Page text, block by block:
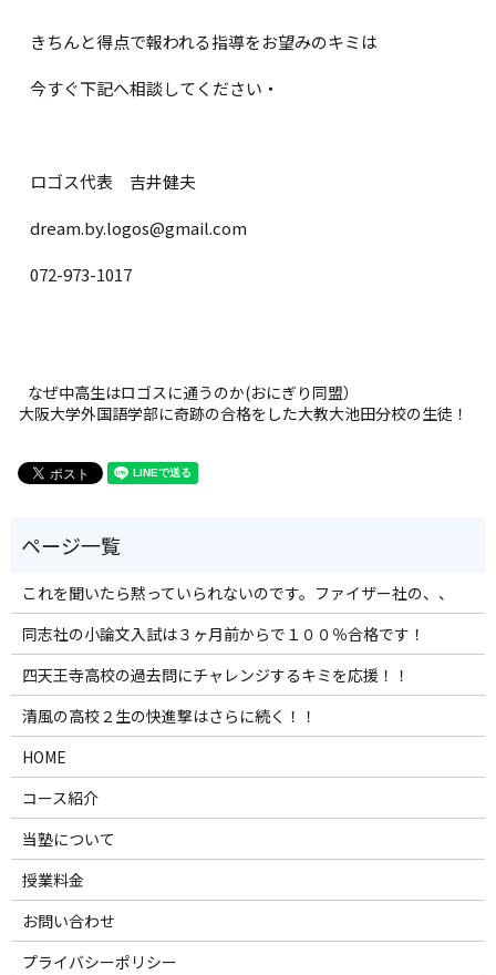
きちんと得点で報われる指導をお望みのキミは
今すぐ下記へ相談してください・
ロゴス代表 吉井健夫
dream.by.logos@gmail.com
072-973-1017
なぜ中高生はロゴスに通うのか(おにぎり同盟）
大阪大学外国語学部に奇跡の合格をした大教大池田分校の生徒！
これを聞いたら黙っていられないのです。ファイザー社の、、
同志社の小論文入試は３ヶ月前からで１００％合格です！
四天王寺高校の過去問にチャレンジするキミを応援！！
清風の高校２生の快進撃はさらに続く！！
HOME
コース紹介
当塾について
授業料金
お問い合わせ
プライバシーポリシー